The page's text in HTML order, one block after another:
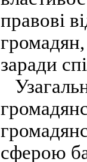
правові
заради
сферою